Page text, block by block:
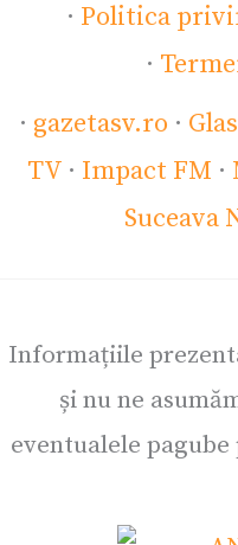
· Politica
·
· gazetasv.ro ·
TV · Impact FM ·
Suceava
Informațiile
și nu ne
eventualele